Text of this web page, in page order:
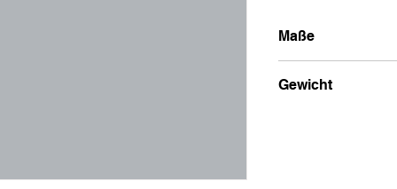
Maße
Gewicht